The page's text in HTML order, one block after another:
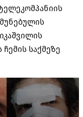
საქმეზე